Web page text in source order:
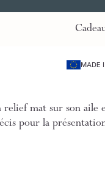
MADE
mat sur son aile
pour la